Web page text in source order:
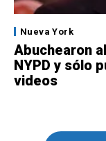
Nueva York
Abuchearon
NYPD y sólo
videos